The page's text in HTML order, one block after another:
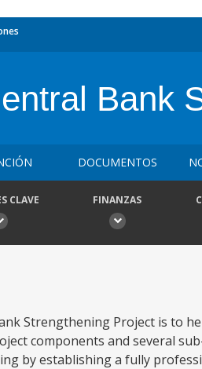
Bank
DOCUMENTOS
CLAVE FINANZAS
Strengthening Project is to
components and several
by establishing a fully